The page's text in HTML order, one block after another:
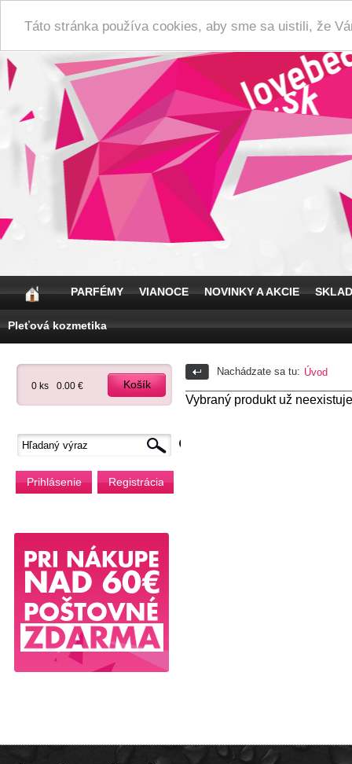
Táto stránka používa cookies, aby sme sa uistili, že
PARFÉMY VIANOCE NOVINKY A AKCIE
Pleťová kozmetika
0 ks 0.00 € Košík
Prihlásenie Registrácia
Nachádzate sa tu: Úvod
Vybraný produkt už